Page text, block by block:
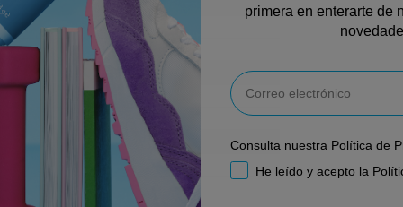
primera en enterarte de
Email
Consulta nuestra Política de
RGPDHe leído y acepto la